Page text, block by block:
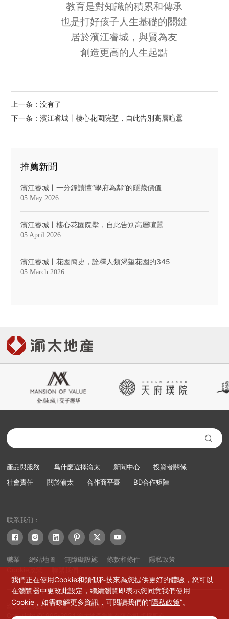
教育是對知識的積累和傳承
也是打好孩子人生基礎的關鍵
居於濱江睿城，與賢為友
創造更高的人生起點
上一条：没有了
下一条：濱江睿城丨棲心花園院墅，自此告別高層喧囂
推薦新聞
濱江睿城丨一分鐘讀懂“學府為鄰”的隱藏價值
05 May 2026
濱江睿城丨棲心花園院墅，自此告別高層喧囂
05 April 2026
濱江睿城丨花園簡史，詮釋人類渴望花園的345
05 March 2026

產品與服務 爲什麽選擇渝太 新聞中心
投資者關係
社會責任
關於渝太 合作商平臺 BD合作矩陣
联系我们：
     
職業 網站地圖 無障礙設施 條款和條件
隱私政策
Cookie政策
聯繫我們
渝太服務熱綫：+(852) 2573-8888
Copyright ©1995-2024 渝太地產集團有限公司 版權所有
我們正在使用Cookie和類似科技來為您提供更好的體驗，您可以
在瀏覽器中更改此設定，繼續瀏覽即表示您同意我們使用
Cookie，如需瞭解更多資訊，可閱讀我們的“隱私政策”。